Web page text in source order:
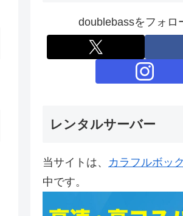
doublebassをフォロ
レンタルサーバー
当サイトは、 カラフルボッ
中です。